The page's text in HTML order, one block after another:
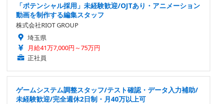
「ポテンシャル採用」未経験歓迎/OJTあり・アニメーション
動画を制作する編集スタッフ
株式会社RIOT GROUP
埼玉県
月給41万7,000円～75万円
正社員
ゲームシステム調整スタッフ/テスト確認・データ入力補助/
未経験歓迎/完全週休2日制・月40万以上可